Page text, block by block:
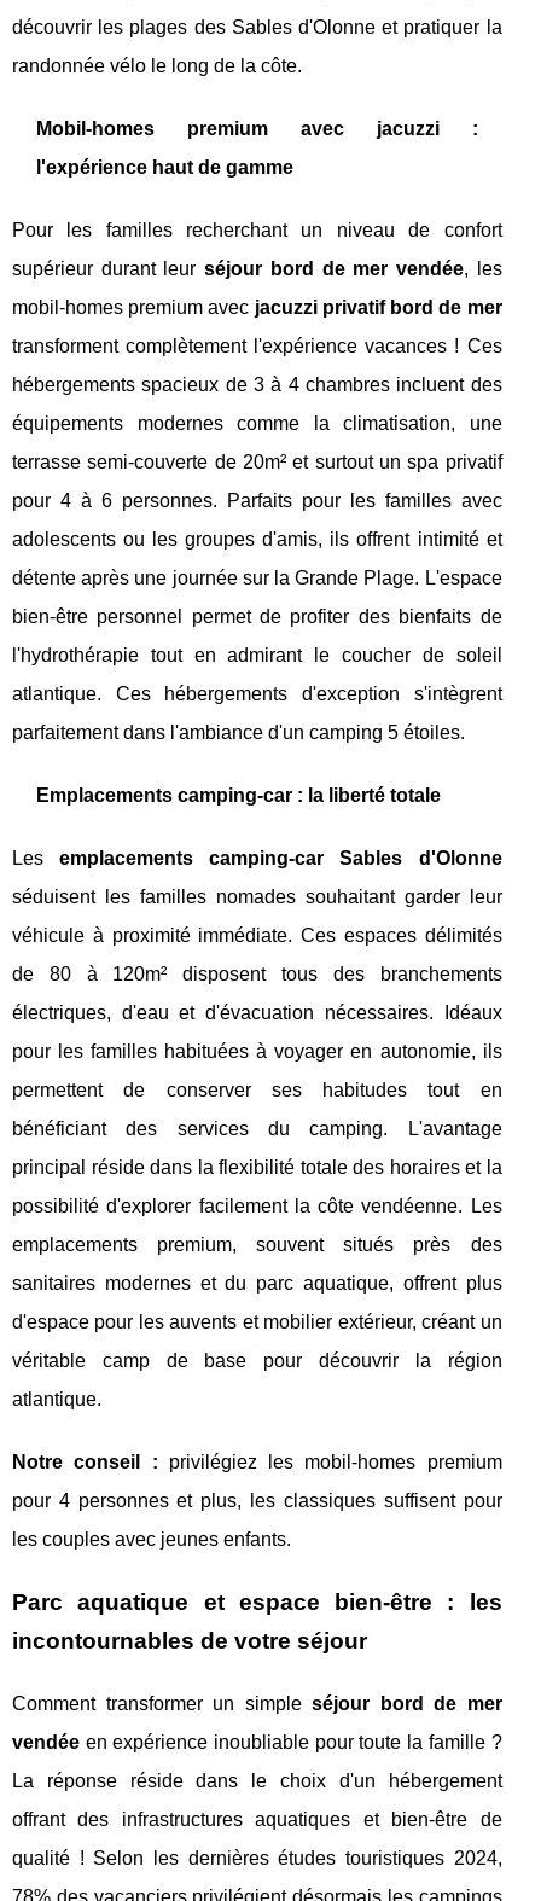
découvrir les plages des Sables d'Olonne et pratiquer la
randonnée vélo le long de la côte.
Mobil-homes premium avec jacuzzi :
l'expérience haut de gamme
Pour les familles recherchant un niveau de confort
supérieur durant leurséjour bord de mer vendée, les
mobil-homes premium avec jacuzzi privatif bord de mer
transforment complètement l'expérience vacances ! Ces
hébergements spacieux de 3 à 4 chambres incluent des
équipements modernes comme la climatisation, une
terrasse semi-couverte de 20m² et surtout un spa privatif
pour 4 à 6 personnes. Parfaits pour les familles avec
adolescents ou les groupes d'amis, ils offrent intimité et
détente après une journée sur la Grande Plage. L'espace
bien-être personnel permet de profiter des bienfaits de
l'hydrothérapie tout en admirant le coucher de soleil
atlantique. Ces hébergements d'exception s'intègrent
parfaitement dans l'ambiance d'un camping 5 étoiles.
Emplacements camping-car : la liberté totale
Lesemplacements camping-car Sables d'Olonne
séduisent les familles nomades souhaitant garder leur
véhicule à proximité immédiate. Ces espaces délimités
de 80 à 120m² disposent tous des branchements
électriques, d'eau et d'évacuation nécessaires. Idéaux
pour les familles habituées à voyager en autonomie, ils
permettent de conserver ses habitudes tout en
bénéficiant des services du camping. L'avantage
principal réside dans la flexibilité totale des horaires et la
possibilité d'explorer facilement la côte vendéenne. Les
emplacements premium, souvent situés près des
sanitaires modernes et du parc aquatique, offrent plus
d'espace pour les auvents et mobilier extérieur, créant un
véritable camp de base pour découvrir la région
atlantique.
Notre conseil : privilégiez les mobil-homes premium
pour 4 personnes et plus, les classiques suffisent pour
les couples avec jeunes enfants.
Parc aquatique et espace bien-être : les
incontournables de votre séjour
Comment transformer un simpleséjour bord de mer
vendée en expérience inoubliable pour toute la famille ?
La réponse réside dans le choix d'un hébergement
offrant des infrastructures aquatiques et bien-être de
qualité ! Selon les dernières études touristiques 2024,
78% des vacanciers privilégient désormais les campings